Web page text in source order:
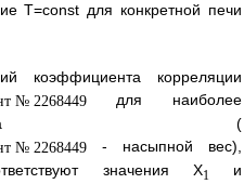
T=const для конкретной печи
коэффициента корреляции
для наиболее
(
- насыпной вес),
значения X1
и